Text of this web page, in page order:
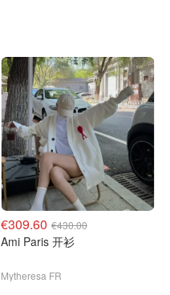
€309.60 €430.00
Ami Paris 开衫
Mytheresa FR